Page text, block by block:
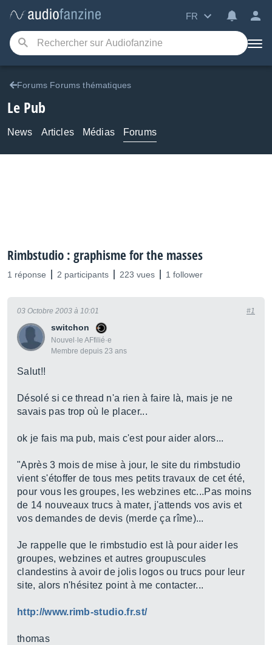
FR
Forums Forums thématiques
Le Pub
News Articles Médias Forums
Rimbstudio : graphisme for the masses
1 réponse 2 participants 223 vues 1 follower
switchon
Nouvel·le AFfilié·e
Membre depuis 23 ans
03 Octobre 2003 à 10:01 #1
Salut!!
Désolé si ce thread n'a rien à faire là, mais je ne
savais pas trop où le placer...
ok je fais ma pub, mais c'est pour aider alors...
"Après 3 mois de mise à jour, le site du rimbstudio
vient s'étoffer de tous mes petits travaux de cet été,
pour vous les groupes, les webzines etc...Pas moins
de 14 nouveaux trucs à mater, j'attends vos avis et
vos demandes de devis (merde ça rîme)...
Je rappelle que le rimbstudio est là pour aider les
groupes, webzines et autres groupuscules
clandestins à avoir de jolis logos ou trucs pour leur
site, alors n'hésitez point à me contacter...
http://www.rimb-studio.fr.st/
thomas